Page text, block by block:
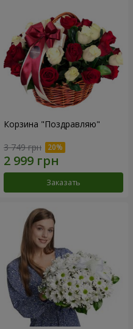
Корзина "Поздравляю"
3 749 грн
Заказать